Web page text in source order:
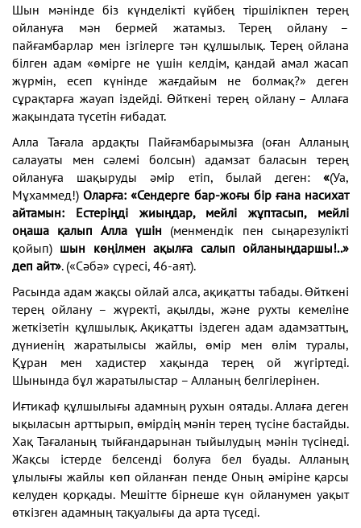
Шын мәнінде біз күнделікті күйбең тіршілікпен терең
ойлануға мән бермей жатамыз. Терең ойлану –
пайғамбарлар мен ізгілерге тән құлшылық. Терең ойлана
білген адам «өмірге не үшін келдім, қандай амал жасап
жүрмін, есеп күнінде жағдайым не болмақ?» деген
сұрақтарға жауап іздейді. Өйткені терең ойлану – Аллаға
жақындата түсетін ғибадат.
Алла Тағала ардақты Пайғамбарымызға (оған Алланың
салауаты мен сәлемі болсын) адамзат баласын терең
ойлануға шақыруды әмір етіп, былай деген: «(Уа,
Мұхаммед!) Оларға: «Сендерге бар-жоғы бір ғана насихат
айтамын: Естеріңді жиыңдар, мейлі жұптасып, мейлі
оңаша қалып Алла үшін (менмендік пен сыңарезулікті
қойып) шын көңілмен ақылға салып ойланыңдаршы!..»
деп айт». («Сәбә» сүресі, 46-аят).
Расында адам жақсы ойлай алса, ақиқатты табады. Өйткені
терең ойлану – жүректі, ақылды, және рухты кемеліне
жеткізетін құлшылық. Ақиқатты іздеген адам адамзаттың,
дүниенің жаратылысы жайлы, өмір мен өлім туралы,
Құран мен хадистер хақында терең ой жүгіртеді.
Шынында бұл жаратылыстар – Алланың белгілерінен.
Иғтикаф құлшылығы адамның рухын оятады. Аллаға деген
ықыласын арттырып, өмірдің мәнін терең түсіне бастайды.
Хақ Тағаланың тыйғандарынан тыйылудың мәнін түсінеді.
Жақсы істерде белсенді болуға бел буады. Алланың
ұлылығы жайлы көп ойланған пенде Оның әміріне қарсы
келуден қорқады. Мешітте бірнеше күн ойланумен уақыт
өткізген адамның тақуалығы да арта түседі.